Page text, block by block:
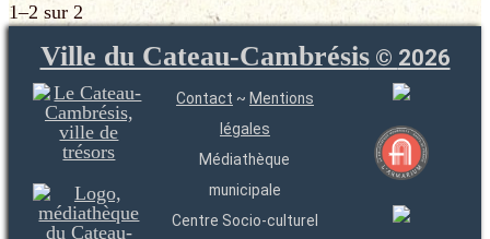
1–2 sur 2
Ville du Cateau-Cambrésis© 2026
Contact ~ Mentions
légales
Médiathèque
municipale
Centre Socio-culturel